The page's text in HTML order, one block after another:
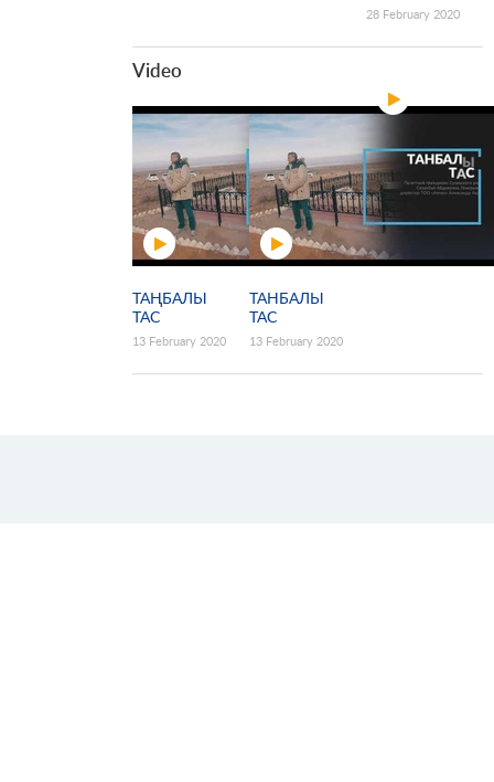
28 February 2020
Video
ТАҢБАЛЫ
ТАС
13 February 2020
ТАНБАЛЫ
ТАС
13 February 2020
175 летие Абая
Кунанбаева
13 February 2020